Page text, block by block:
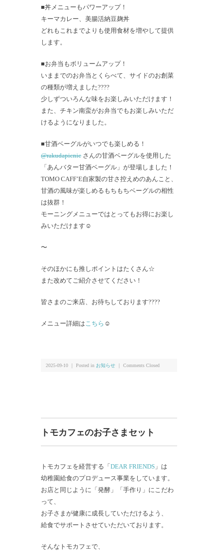
■丼メニューもパワーアップ！
キーマカレー、美腸活納豆麹丼
どれもこれまでよりも使用食材を増やして提供
します。
■お弁当もボリュームアップ！
いままでのお弁当とくらべて、サイドのお創菜
の種類が増えました????
少しずついろんな味をお楽しみいただけます！
また、チキン南蛮がお弁当でもお楽しみいただ
けるようになりました。
■甘酒ベーグルがいつでも楽しめる！
@rakudapicnic さんの甘酒ベーグルを使用した
「あんバター甘酒ベーグル」が登場しました！
TOMO CAFF’E自家製の甘さ控えめのあんこと、
甘酒の風味が楽しめるもちもちベーグルの相性
は抜群！
モーニングメニューではとってもお得にお楽し
みいただけます☺️
〜
そのほかにも推しポイントはたくさん☆
また改めてご紹介させてください！
皆さまのご来店、お待ちしております????
メニュー詳細はこちら ☺
2025-09-10 ｜ Posted in お知らせ Comments Closed
トモカフェのお子さまセット
トモカフェを経営する「 DEAR FRIENDS 」は
幼稚園給食のプロデュース事業をしています。
お店と同じように「発酵」「手作り」にこだわ
って、
お子さまが健康に成長していただけるよう、
給食でサポートさせていただいております。
そんなトモカフェで、